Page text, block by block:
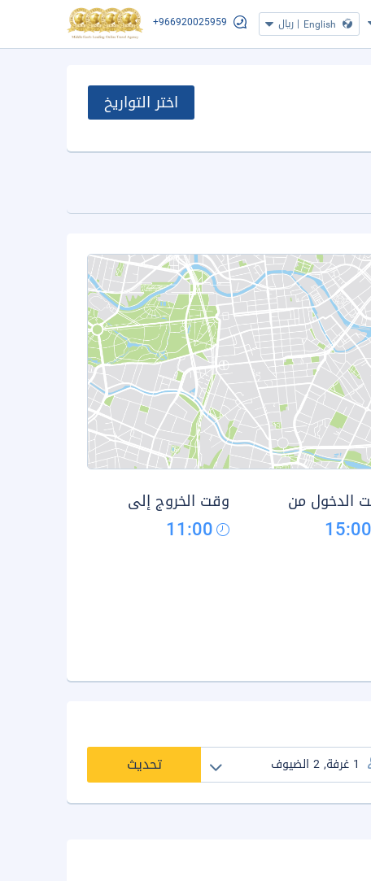
English
| ريال +966920025959
اختر التواريخ
الدخول من
15:00
وقت الخروج إلى
11:00
تحديث